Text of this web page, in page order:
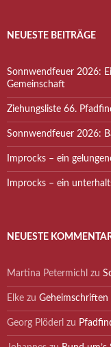
NEUESTE BEITRÄGE
Sonnwendfeuer 2026:
Gemeinschaft
Ziehungsliste 66.
Sonnwendfeuer 2026:
Improcks – ein
Improcks – ein
NEUESTE
Martina Petermichl zu
Elke zu Geheimschriften
Georg Plöderl zu